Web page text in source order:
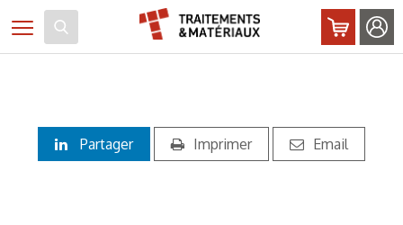
Toggle navigation
Partager Imprimer Email
Panneau de gestion des cookies